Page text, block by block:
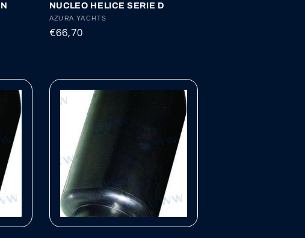
NUCLEO HELICE SERIE D
Proveedor:
AZURA YACHTS
Precio
€66,70